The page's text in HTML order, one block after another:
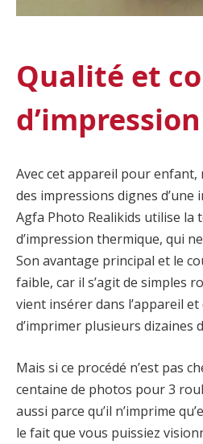
Qualité et
d’impression
Avec cet appareil pour enfant,
des impressions dignes
Agfa Photo Realikids utilise la
d’impression thermique, qui
Son avantage principal et le
faible, car il s’agit de simples
vient insérer dans l’appareil
d’imprimer plusieurs dizaines
Mais si ce procédé n’est pas
centaine de photos pour 3
aussi parce qu’il n’imprime
le fait que vous puissiez